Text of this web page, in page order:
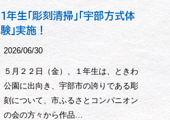
１年生「彫刻清掃」「宇部方式体
験」実施！
2026/06/30
５月２２日（金）、１年生は、ときわ
公園に出向き、宇部市の誇りである彫
刻について、市ふるさとコンパニオン
の会の方々から作品…